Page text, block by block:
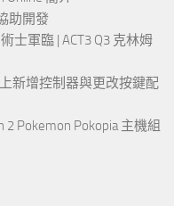
助開發
士軍臨 | ACT3 Q3 克林姆
新增控制器與更改按鍵配
2 Pokemon Pokopia 主機組